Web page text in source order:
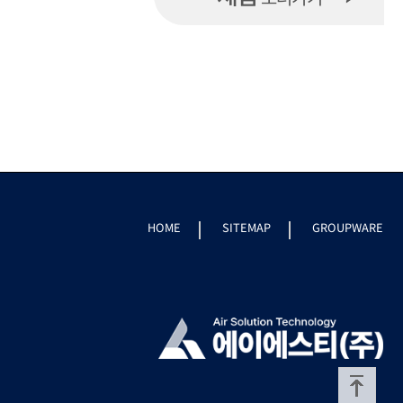
HOME SITEMAP GROUPWARE